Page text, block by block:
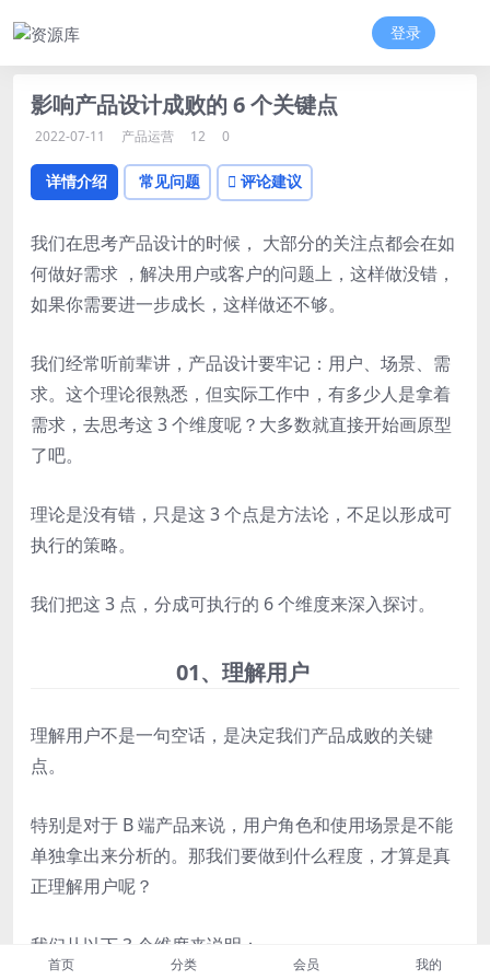
登录
影响产品设计成败的 6 个关键点
2022-07-11 产品运营 12 0
详情介绍 常见问题 评论建议
我们在思考产品设计的时候， 大部分的关注点都会在如
何做好需求 ，解决用户或客户的问题上，这样做没错，
如果你需要进一步成长，这样做还不够。
我们经常听前辈讲，产品设计要牢记：用户、场景、需
求。这个理论很熟悉，但实际工作中，有多少人是拿着
需求，去思考这 3 个维度呢？大多数就直接开始画原型
了吧。
理论是没有错，只是这 3 个点是方法论，不足以形成可
执行的策略。
我们把这 3 点，分成可执行的 6 个维度来深入探讨。
01、理解用户
理解用户不是一句空话，是决定我们产品成败的关键
点。
特别是对于 B 端产品来说，用户角色和使用场景是不能
单独拿出来分析的。那我们要做到什么程度，才算是真
正理解用户呢？
我们从以下 3 个维度来说明：
首页 分类 会员 我的